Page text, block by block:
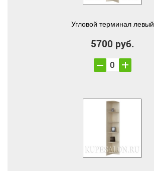
Угловой терминал левый
5700 руб.